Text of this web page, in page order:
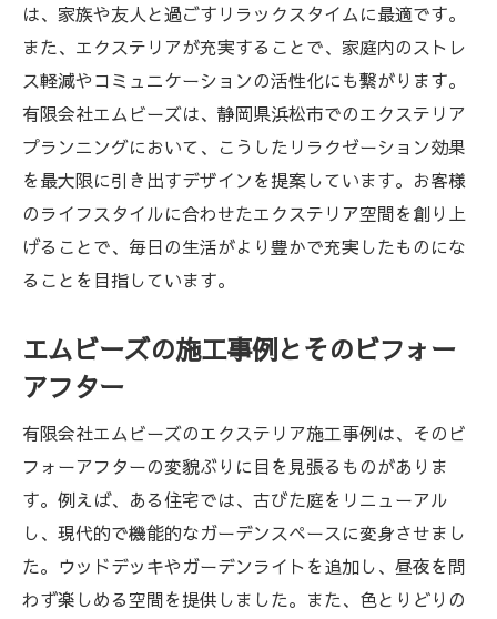
は、家族や友人と過ごすリラックスタイムに最適です。
また、エクステリアが充実することで、家庭内のストレ
ス軽減やコミュニケーションの活性化にも繋がります。
有限会社エムビーズは、静岡県浜松市でのエクステリア
プランニングにおいて、こうしたリラクゼーション効果
を最大限に引き出すデザインを提案しています。お客様
のライフスタイルに合わせたエクステリア空間を創り上
げることで、毎日の生活がより豊かで充実したものにな
ることを目指しています。
エムビーズの施工事例とそのビフォー
アフター
有限会社エムビーズのエクステリア施工事例は、そのビ
フォーアフターの変貌ぶりに目を見張るものがありま
す。例えば、ある住宅では、古びた庭をリニューアル
し、現代的で機能的なガーデンスペースに変身させまし
た。ウッドデッキやガーデンライトを追加し、昼夜を問
わず楽しめる空間を提供しました。また、色とりどりの